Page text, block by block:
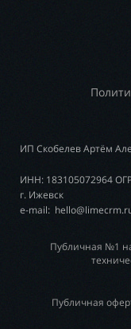
ИП Скобелев Артём
ИНН: 183105072964
г. Ижевск
e-mail:
Публичная №1
Публичная